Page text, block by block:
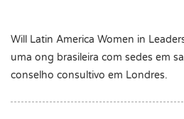
Will Latin America Women in
uma ong brasileira com sedes em
conselho consultivo em Londres.